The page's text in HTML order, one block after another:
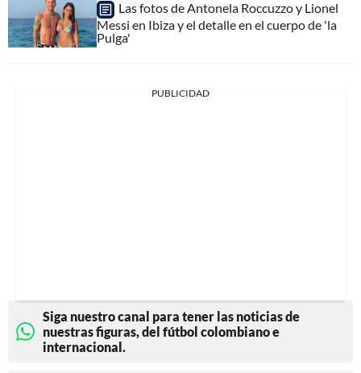
Las fotos de Antonela Roccuzzo y Lionel
Messi en Ibiza y el detalle en el cuerpo de 'la
Pulga'
PUBLICIDAD
Siga nuestro canal para tener las noticias de
nuestras figuras, del fútbol colombiano e
internacional.